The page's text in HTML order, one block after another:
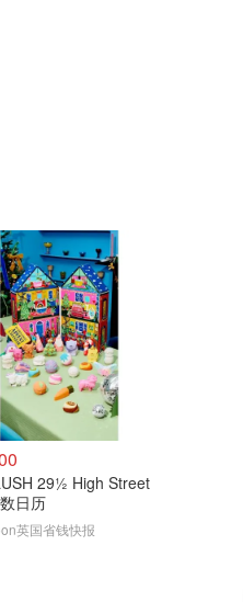
29½ High Street
日历
英国省钱快报